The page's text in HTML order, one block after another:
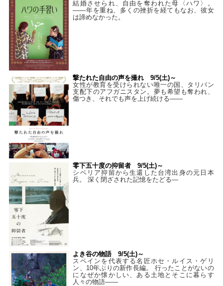
結婚させられ、自由を奪われた母〈ハワ〉。
——年を重ね、多くの挫折を経てもなお、彼女
は諦めなかった。
撃たれた自由の声を撮れ 9/5(土)～
女性が教育を受けられない唯一の国、タリバン
支配下のアフガニスタン。夢も希望も奪われ、
傷つき、それでも声を上げ続ける——
零下五十度の抑留者 9/5(土)～
シベリア抑留から生還した台湾出身の元日本
兵。 深く閉ざされた記憶をたどる—
よき谷の物語 9/5(土)～
スペインを代表する名匠ホセ・ルイス・ゲリ
ン、10年ぶりの新作長編。 行ったことがないの
になぜか懐かしい、ある土地とそこに暮らす
人々の物語――